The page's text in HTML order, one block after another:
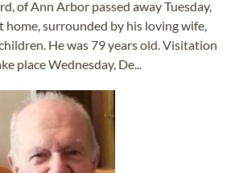
of Ann Arbor passed away Tuesday,
home, surrounded by his loving wife,
He was 79 years old. Visitation
place Wednesday, De...